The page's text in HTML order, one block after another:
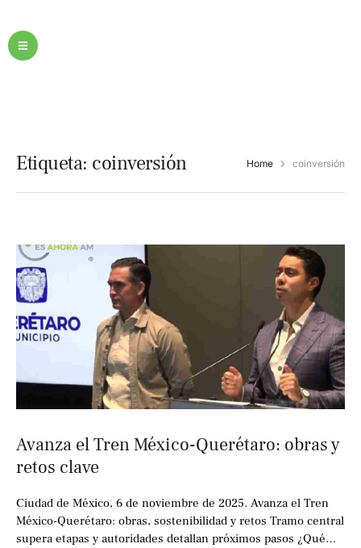
Etiqueta: coinversión Home coinversión
Avanza el Tren México-Querétaro: obras y
retos clave
Ciudad de México, 6 de noviembre de 2025. Avanza el Tren
México-Querétaro: obras, sostenibilidad y retos Tramo central
supera etapas y autoridades detallan próximos pasos ¿Qué